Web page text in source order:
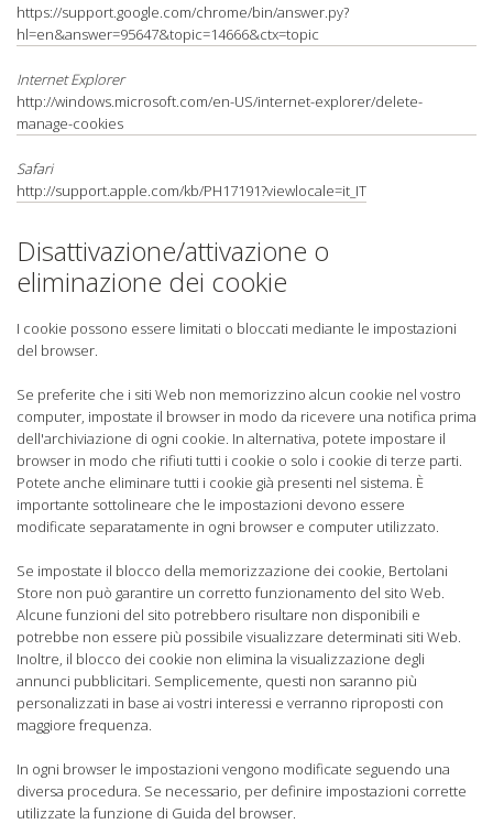
https://support.google.com/chrome/bin/answer.py?
hl=en&answer=95647&topic=14666&ctx=topic
Internet Explorer
http://windows.microsoft.com/en-US/internet-explorer/delete-
manage-cookies
Safari
http://support.apple.com/kb/PH17191?viewlocale=it_IT
Disattivazione/attivazione o
eliminazione dei cookie
I cookie possono essere limitati o bloccati mediante le impostazioni
del browser.
Se preferite che i siti Web non memorizzino alcun cookie nel vostro
computer, impostate il browser in modo da ricevere una notifica prima
dell'archiviazione di ogni cookie. In alternativa, potete impostare il
browser in modo che rifiuti tutti i cookie o solo i cookie di terze parti.
Potete anche eliminare tutti i cookie già presenti nel sistema. È
importante sottolineare che le impostazioni devono essere
modificate separatamente in ogni browser e computer utilizzato.
Se impostate il blocco della memorizzazione dei cookie, Bertolani
Store non può garantire un corretto funzionamento del sito Web.
Alcune funzioni del sito potrebbero risultare non disponibili e
potrebbe non essere più possibile visualizzare determinati siti Web.
Inoltre, il blocco dei cookie non elimina la visualizzazione degli
annunci pubblicitari. Semplicemente, questi non saranno più
personalizzati in base ai vostri interessi e verranno riproposti con
maggiore frequenza.
In ogni browser le impostazioni vengono modificate seguendo una
diversa procedura. Se necessario, per definire impostazioni corrette
utilizzate la funzione di Guida del browser.